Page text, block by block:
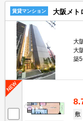
賃貸マンション 大阪メト
大
大
築
敷